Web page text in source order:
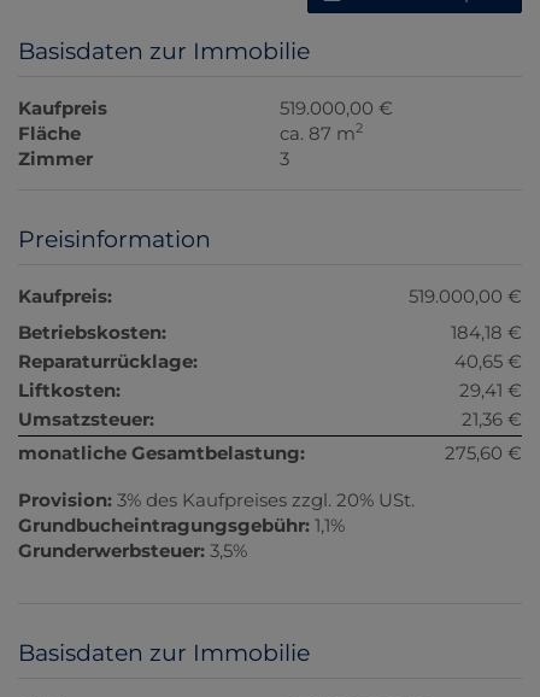
Basisdaten zur Immobilie
Kaufpreis
519.000,00 €
Fläche
ca. 87 m2
Zimmer 3
Preisinformation
Kaufpreis:
519.000,00 €
Betriebskosten:
184,18 €
Reparaturrücklage:
40,65 €
Liftkosten:
29,41 €
Umsatzsteuer:
21,36 €
monatliche Gesamtbelastung:
275,60 €
Provision: 3% des Kaufpreises zzgl. 20% USt.
Grundbucheintragungsgebühr: 1,1%
Grunderwerbsteuer: 3,5%
Basisdaten zur Immobilie